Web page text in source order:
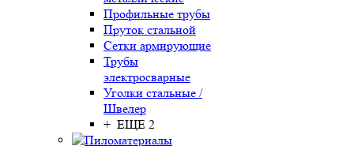
Профильные трубы
Пруток стальной
Сетки армирующие
Трубы
электросварные
Уголки стальные /
Швелер
+ ЕЩЕ 2